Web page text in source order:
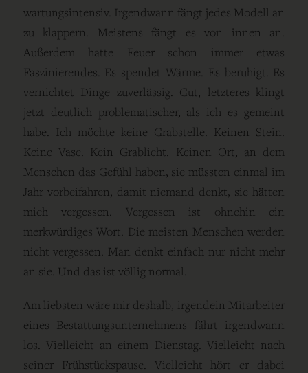
wartungsintensiv. Irgendwann fängt jedes Modell an
zu klappern. Meistens fängt es von innen an.
Außerdem hatte Feuer schon immer etwas
Faszinierendes. Es spendet Wärme. Es beruhigt. Es
vernichtet Dinge zuverlässig. Gut, letzteres klingt
jetzt deutlich problematischer, als ich es gemeint
habe. Ich möchte keine Grabstelle. Keinen Stein.
Keine Vase. Kein Grablicht. Keinen Ort, an dem
Menschen das Gefühl haben, sie müssten einmal im
Jahr vorbeifahren, damit niemand denkt, sie hätten
mich vergessen. Vergessen ist ohnehin ein
merkwürdiges Wort. Die meisten Menschen werden
nicht vergessen. Man denkt einfach nur nicht mehr
an sie. Und das ist völlig normal.
Am liebsten wäre mir deshalb, irgendein Mitarbeiter
eines Bestattungsunternehmens fährt irgendwann
los. Vielleicht an einem Dienstag. Vielleicht nach
seiner Frühstückspause. Vielleicht hört er dabei